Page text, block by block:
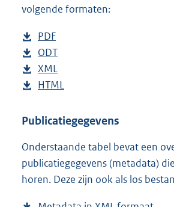
volgende formaten:
D
o
w
n
o
d
p
u
PDF
e
s
t
n
s
g
r
D
o
w
l
a
d
p
ODT
s
a
d
s
g
D
o
n
o
a
d
XML
e
t
n
d
s
D
w
l
o
a
HTML
s
a
n
d
Publicatiegegevens
Onderstaande tabel bevat een
publicatiegegevens (metadata)
horen. Deze zijn ook als los